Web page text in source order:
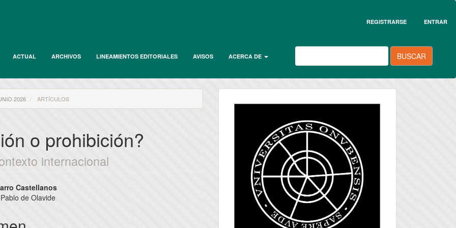
REGISTRARSE ENTRAR
ACTUAL ARCHIVOS LINEAMIENTOS EDITORIALES AVISOS ACERCA DE BUSCAR
2026 ARTÍCULOS
o prohibición?
internacional
Castellanos
de Olavide
universidad